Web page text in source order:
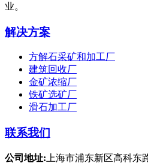
业。
解决方案
方解石采矿和加工厂
建筑回收厂
金矿浓缩厂
铁矿选矿厂
滑石加工厂
联系我们
公司地址: 上海市浦东新区高科东